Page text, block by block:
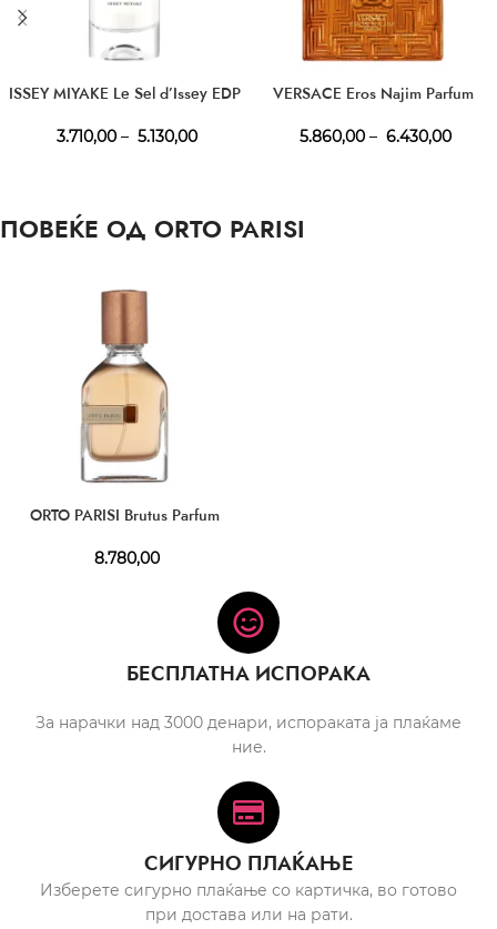
ISSEY MIYAKE Le Sel d’Issey EDP
3.710,00 – 5.130,00
VERSACE Eros Najim Parfum
5.860,00 – 6.430,00
ПОВЕЌЕ ОД ORTO PARISI
ORTO PARISI Brutus Parfum
8.780,00
БЕСПЛАТНА ИСПОРАКА
За нарачки над 3000 денари, испораката ја плаќаме
ние.
СИГУРНО ПЛАЌАЊЕ
Изберете сигурно плаќање со картичка, во готово
при достава или на рати.